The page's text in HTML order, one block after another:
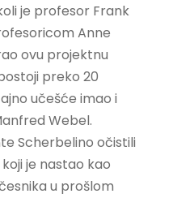
je profesor Frank
Anne
ovu projektnu
preko 20
učešće imao i
Webel.
Scherbelino očistili
je nastao kao
u prošlom